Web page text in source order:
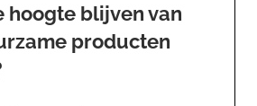
hoogte blijven van
producten